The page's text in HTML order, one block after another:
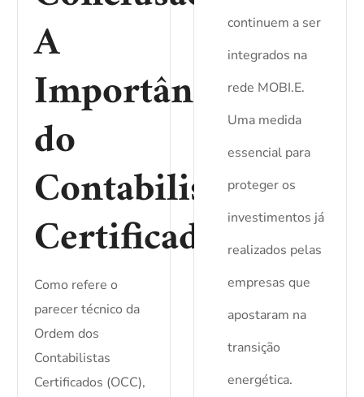
A
Importância
do
Contabilista
Certificado
Como refere o
parecer técnico da
Ordem dos
Contabilistas
Certificados (OCC),
continuem a ser
integrados na
rede MOBI.E.
Uma medida
essencial para
proteger os
investimentos já
realizados pelas
empresas que
apostaram na
transição
energética.